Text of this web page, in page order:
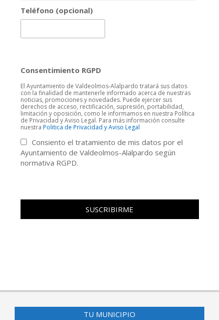
Teléfono (opcional)
Consentimiento RGPD
El Ayuntamiento de Valdeolmos-Alalpardo tratará sus datos
con la finalidad de mantenerle informado acerca de nuestras
noticias, promociones y novedades. Puede ejercer sus
derechos de acceso, rectificación, supresión, portabilidad,
limitación y oposición, como le informamos en nuestra Política
de Privacidad y Aviso Legal. Para más información consulte
nuestra Politica de Privacidad y Aviso Legal
Consiento el tratamiento de mis datos por el
Ayuntamiento de Valdeolmos-Alalpardo según
normativa RGPD.
TU MUNICIPIO